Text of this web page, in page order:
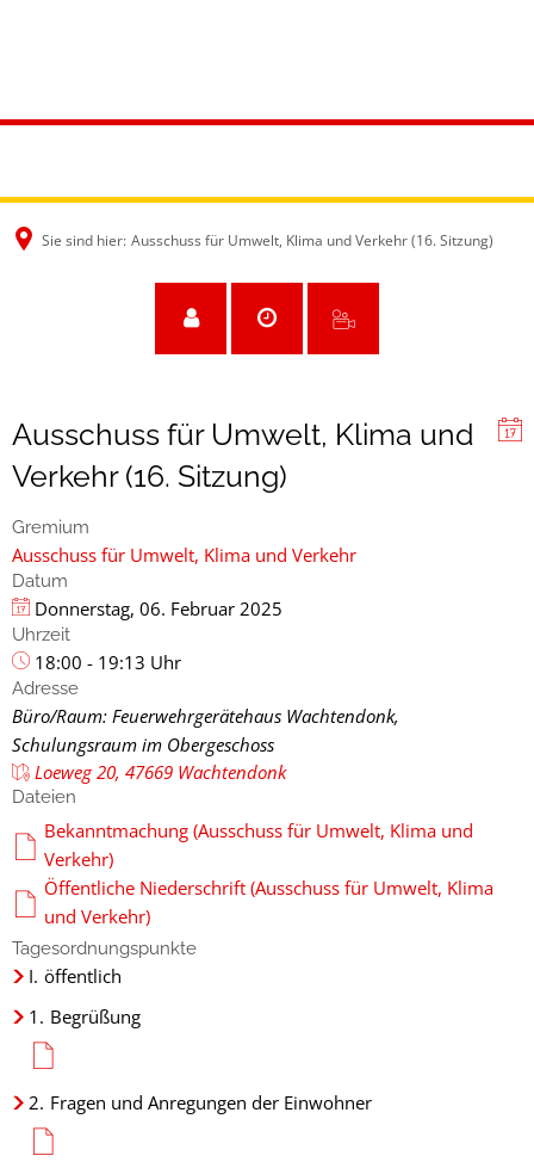
Sie sind hier: Ausschuss für Umwelt, Klima und Verkehr (16. Sitzung)
Ausschuss für Umwelt, Klima und
Verkehr (16. Sitzung)
Gremium
Ausschuss für Umwelt, Klima und Verkehr
Datum
Donnerstag, 06. Februar 2025
Uhrzeit
18:00 - 19:13 Uhr
Adresse
Büro/Raum: Feuerwehrgerätehaus Wachtendonk,
Schulungsraum im Obergeschoss
Loeweg 20, 47669 Wachtendonk
Dateien
Bekanntmachung (Ausschuss für Umwelt, Klima und
Verkehr)
Öffentliche Niederschrift (Ausschuss für Umwelt, Klima
und Verkehr)
Tagesordnungspunkte
I. öffentlich
1. Begrüßung
2. Fragen und Anregungen der Einwohner